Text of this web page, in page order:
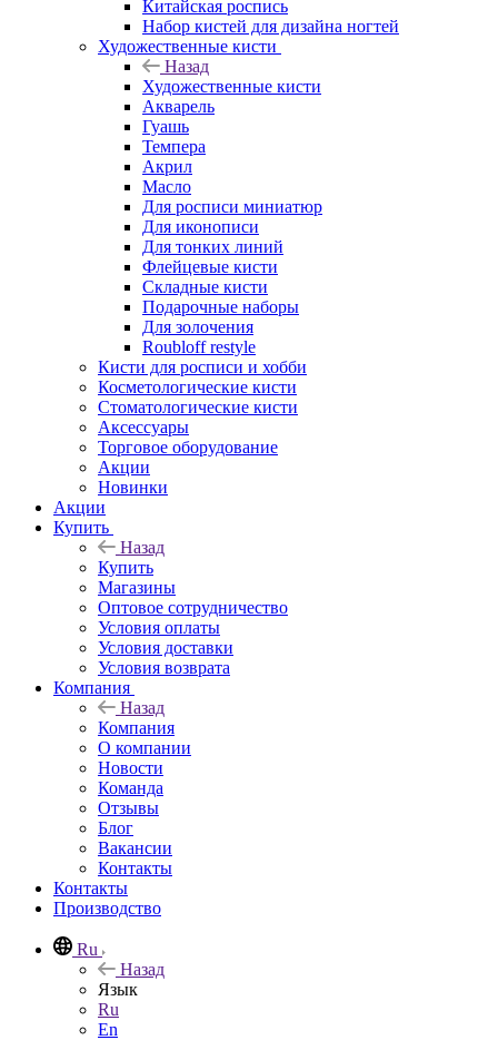
Китайская роспись
Набор кистей для дизайна ногтей
Художественные кисти
Назад
Художественные кисти
Акварель
Гуашь
Темпера
Акрил
Масло
Для росписи миниатюр
Для иконописи
Для тонких линий
Флейцевые кисти
Складные кисти
Подарочные наборы
Для золочения
Roubloff restyle
Кисти для росписи и хобби
Косметологические кисти
Стоматологические кисти
Аксессуары
Торговое оборудование
Акции
Новинки
Акции
Купить
Назад
Купить
Магазины
Оптовое сотрудничество
Условия оплаты
Условия доставки
Условия возврата
Компания
Назад
Компания
О компании
Новости
Команда
Отзывы
Блог
Вакансии
Контакты
Контакты
Производство
Ru
Назад
Язык
Ru
En